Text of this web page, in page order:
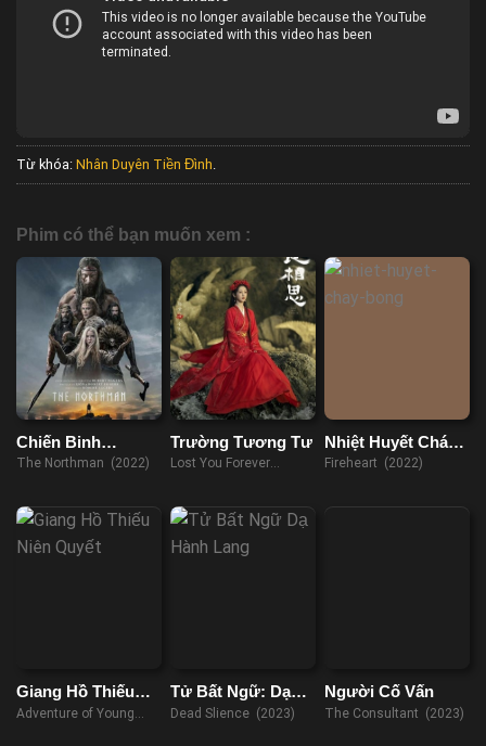
Từ khóa: Nhân Duyên Tiền Đình
Phim có thể bạn muốn xem :
Chiến Binh
Phương Bắc
The Northman (2022)
Trường Tương Tư
Lost You Forever
Nhiệt Huyết Cháy
Bỏng
Fireheart (2022)
Giang Hồ Thiếu
Niên Quyết
Adventure of Young
Tử Bất Ngữ: Dạ
Hành Lang
Dead Slience (2023)
Người Cố Vấn
The Consultant (2023)